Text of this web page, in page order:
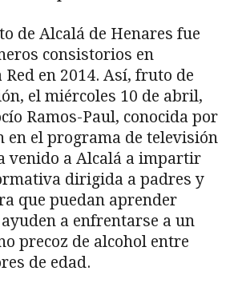
de Alcalá de Henares fue
consistorios en
Red en 2014. Así, fruto de
el miércoles 10 de abril,
Ramos-Paul, conocida por
en el programa de televisión
venido a Alcalá a impartir
dirigida a padres y
que puedan aprender
a enfrentarse a un
precoz de alcohol entre
de edad.